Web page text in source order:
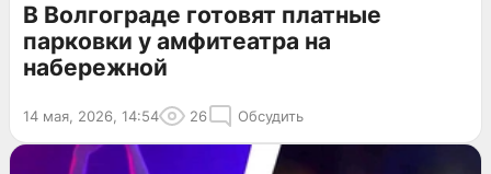
В Волгограде готовят платные
парковки у амфитеатра на
набережной
14 мая, 2026, 14:54 26 Обсудить